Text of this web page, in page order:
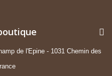
de l'Epine - 1031 Chemin des